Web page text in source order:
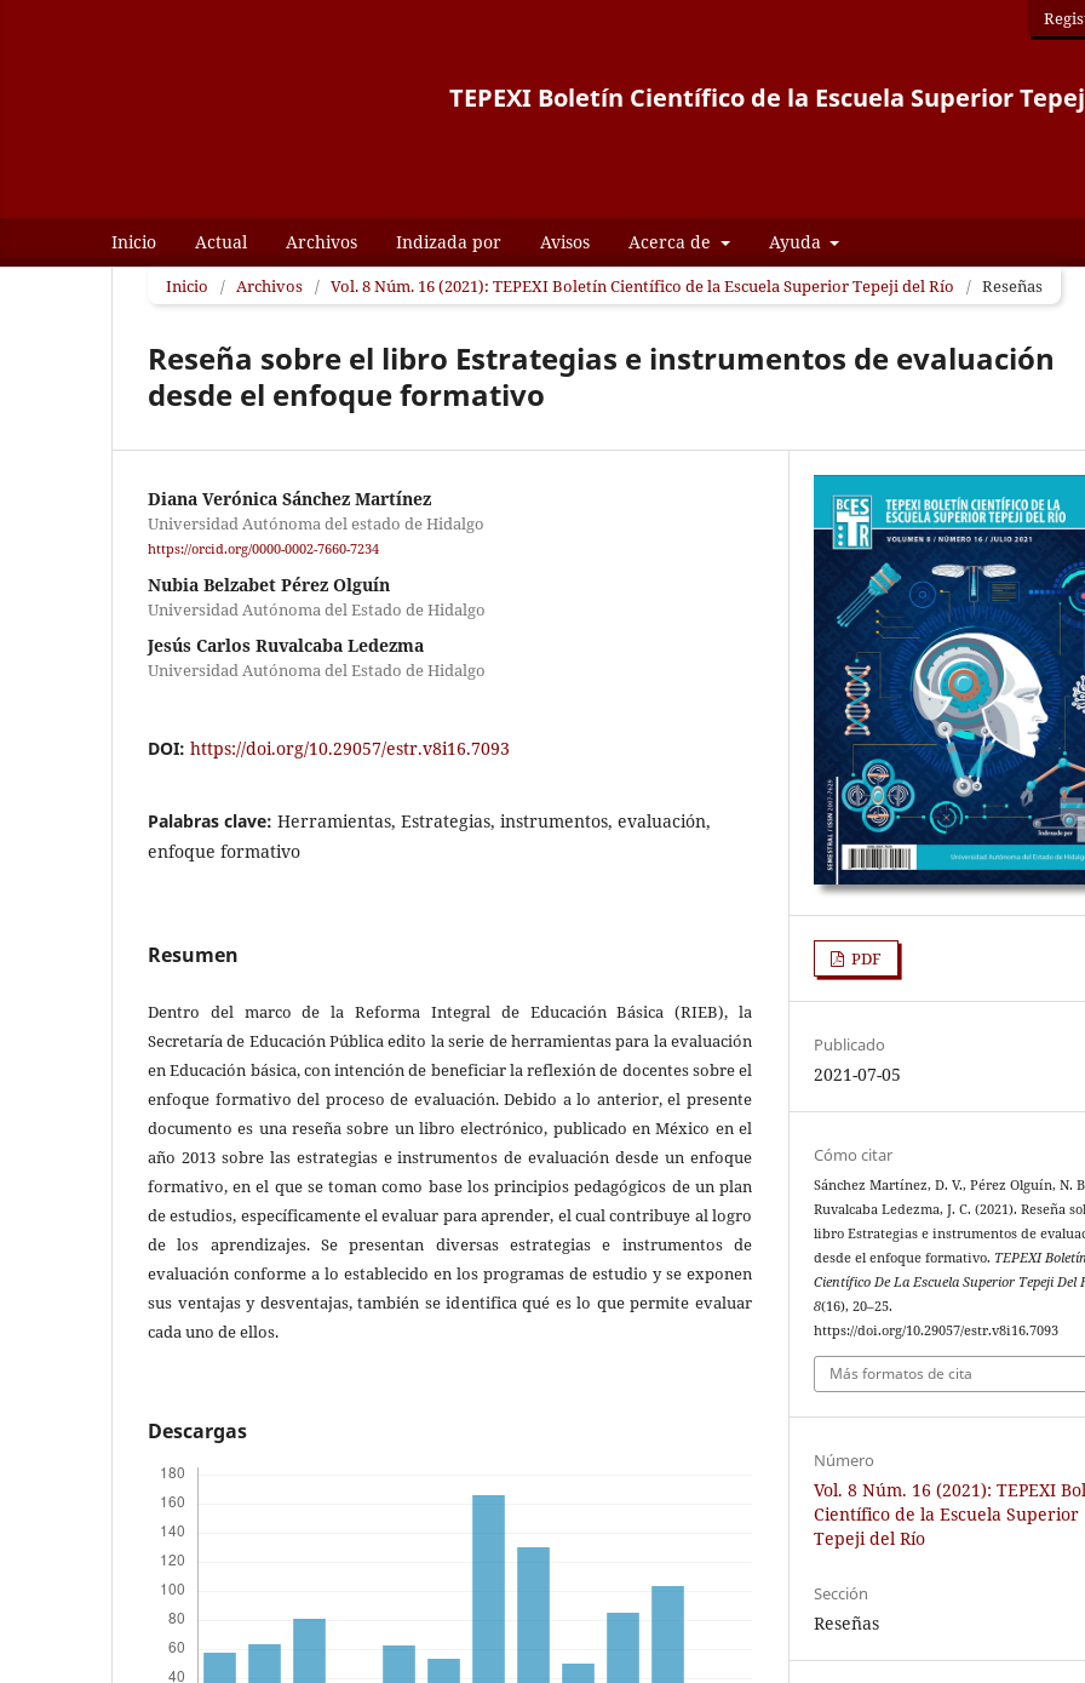
TEPEXI Boletín Científico de la Escuela Superior
Inicio Actual Archivos Indizada por Avisos Acerca de Ayuda
Inicio / Archivos / Vol. 8 Núm. 16 (2021): TEPEXI Boletín Científico de la Escuela Superior Tepeji del Río / Reseñas
Reseña sobre el libro Estrategias e instrumentos de evaluación
desde el enfoque formativo
Diana Verónica Sánchez Martínez
Universidad Autónoma del estado de Hidalgo
https://orcid.org/0000-0002-7660-7234
Nubia Belzabet Pérez Olguín
Universidad Autónoma del Estado de Hidalgo
Jesús Carlos Ruvalcaba Ledezma
Universidad Autónoma del Estado de Hidalgo
DOI: https://doi.org/10.29057/estr.v8i16.7093
Palabras clave: Herramientas, Estrategias, instrumentos, evaluación,
enfoque formativo
Resumen
Dentro del marco de la Reforma Integral de Educación Básica (RIEB), la
Secretaría de Educación Pública edito la serie de herramientas para la evaluación
en Educación básica, con intención de beneficiar la reflexión de docentes sobre el
enfoque formativo del proceso de evaluación. Debido a lo anterior, el presente
documento es una reseña sobre un libro electrónico, publicado en México en el
año 2013 sobre las estrategias e instrumentos de evaluación desde un enfoque
formativo, en el que se toman como base los principios pedagógicos de un plan
de estudios, específicamente el evaluar para aprender, el cual contribuye al logro
de los aprendizajes. Se presentan diversas estrategias e instrumentos de
evaluación conforme a lo establecido en los programas de estudio y se exponen
sus ventajas y desventajas, también se identifica qué es lo que permite evaluar
cada uno de ellos.
Descargas
PDF
Publicado
2021-07-05
Cómo citar
Sánchez Martínez, D. V., Pérez Olguín, N.
Ruvalcaba Ledezma, J. C. (2021). Reseña
libro Estrategias e instrumentos de
desde el enfoque formativo. TEPEXI
Científico De La Escuela Superior Tepeji Del
8(16), 20–25.
https://doi.org/10.29057/estr.v8i16.7093
Más formatos de cita
Número
Vol. 8 Núm. 16 (2021): TEPEXI
Científico de la Escuela Superior
Tepeji del Río
Sección
Reseñas